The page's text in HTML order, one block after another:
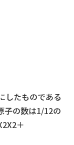
したものである
子の数は1/12の
＋